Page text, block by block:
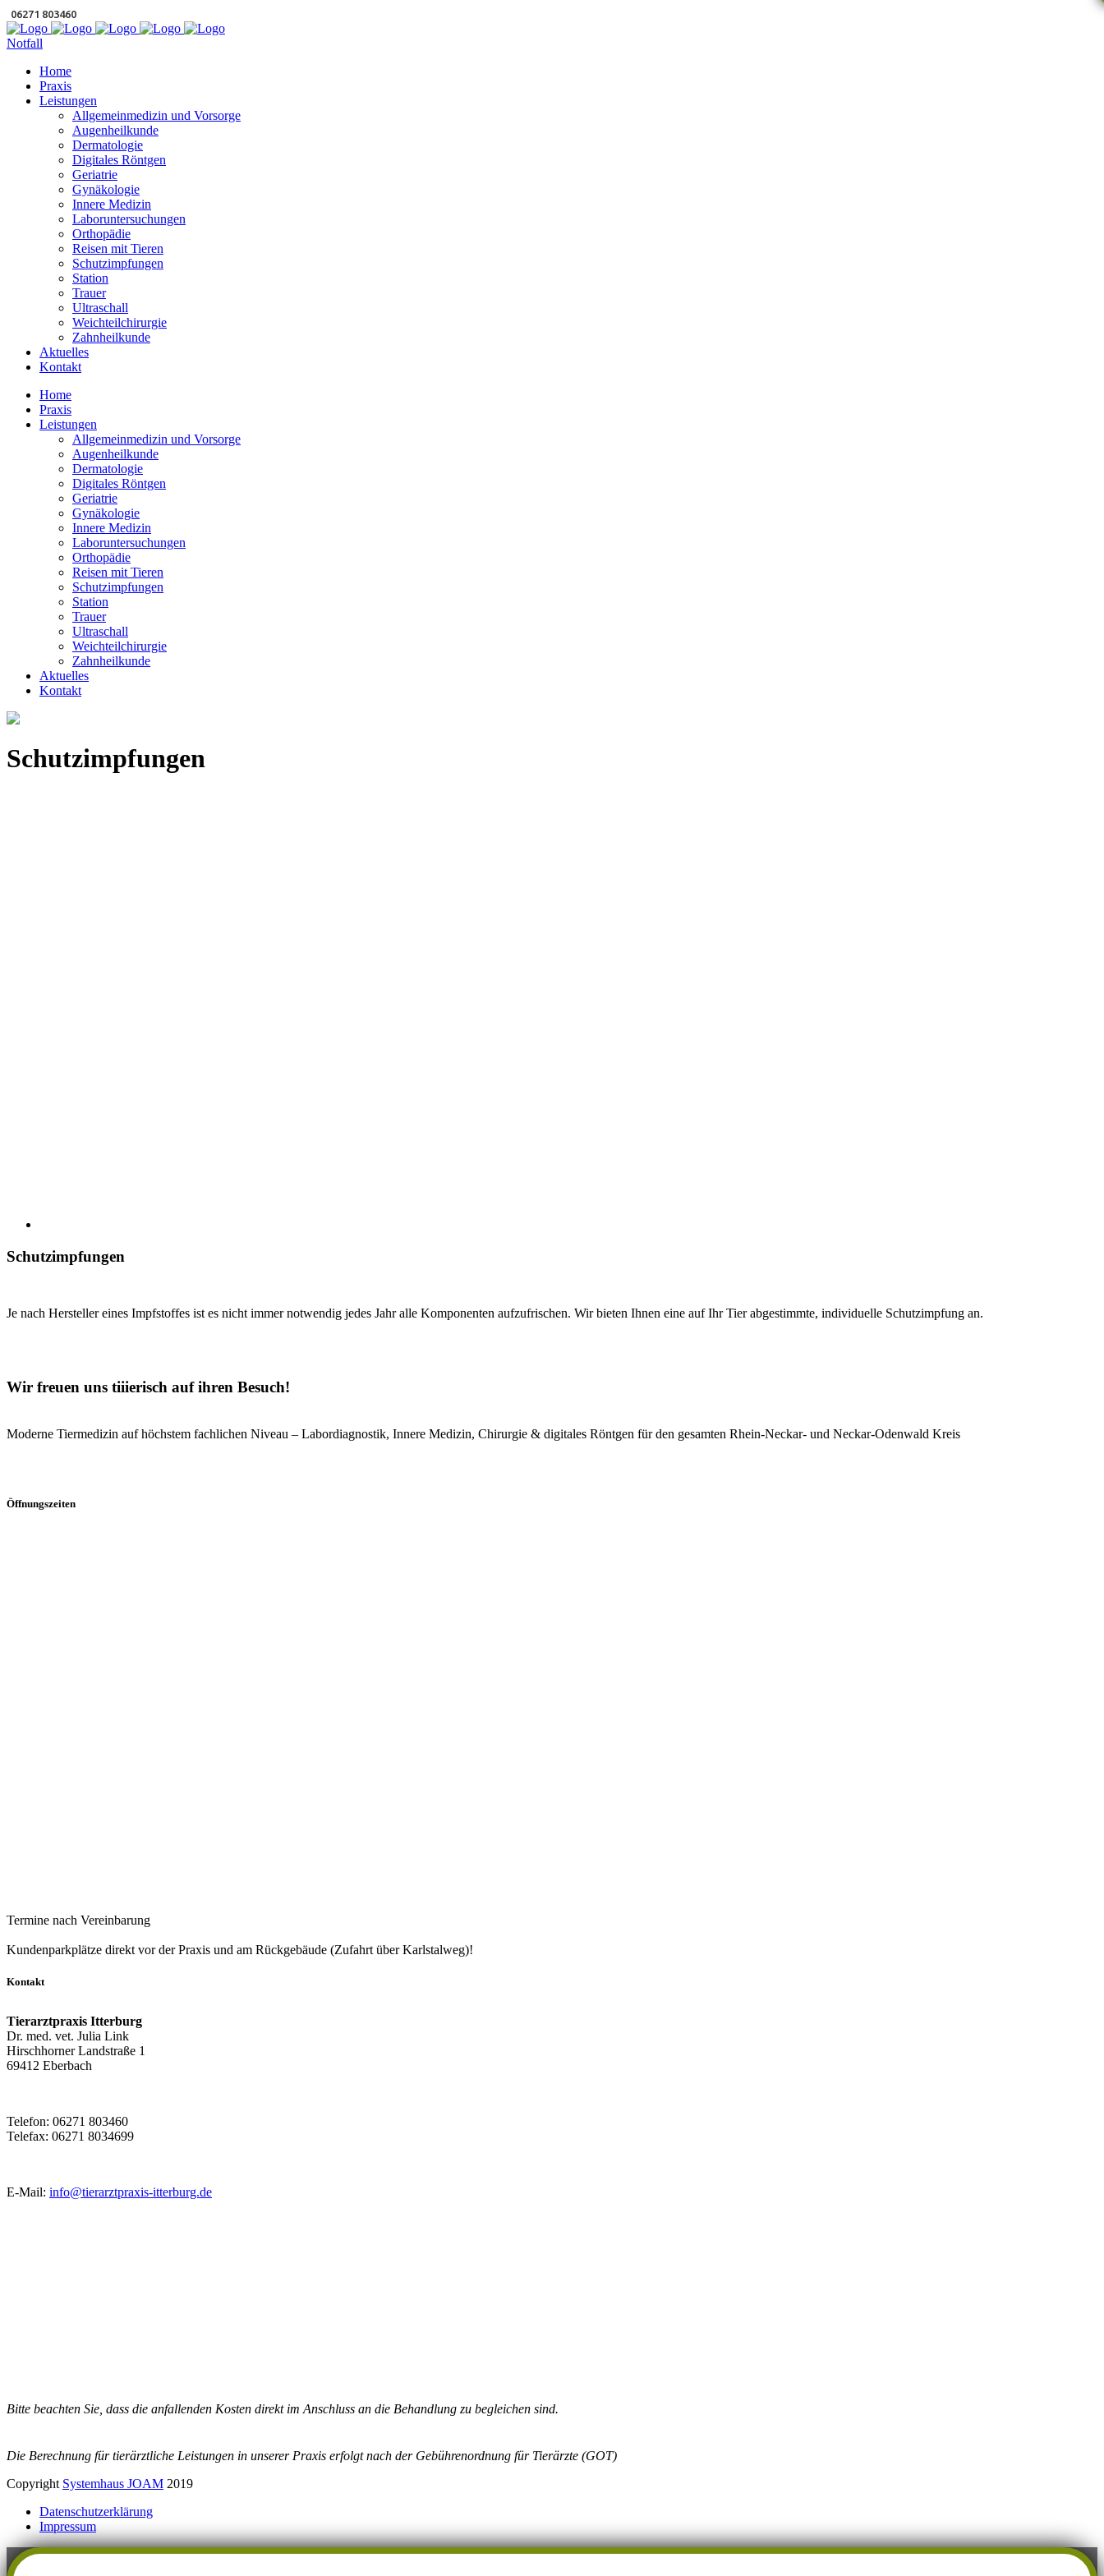
06271 803460
Notfall
Home
Praxis
Leistungen
Allgemeinmedizin und Vorsorge
Augenheilkunde
Dermatologie
Digitales Röntgen
Geriatrie
Gynäkologie
Innere Medizin
Laboruntersuchungen
Orthopädie
Reisen mit Tieren
Schutzimpfungen
Station
Trauer
Ultraschall
Weichteilchirurgie
Zahnheilkunde
Aktuelles
Kontakt
Home
Praxis
Leistungen
Allgemeinmedizin und Vorsorge
Augenheilkunde
Dermatologie
Digitales Röntgen
Geriatrie
Gynäkologie
Innere Medizin
Laboruntersuchungen
Orthopädie
Reisen mit Tieren
Schutzimpfungen
Station
Trauer
Ultraschall
Weichteilchirurgie
Zahnheilkunde
Aktuelles
Kontakt
Schutzimpfungen
Schutzimpfungen
Je nach Hersteller eines Impfstoffes ist es nicht immer notwendig jedes Jahr alle Komponenten aufzufrischen. Wir bieten Ihnen eine auf Ihr Tier abgestimmte, individuelle Schutzimpfung an.
Wir freuen uns tiiierisch auf ihren Besuch!
Moderne Tiermedizin auf höchstem fachlichen Niveau – Labordiagnostik, Innere Medizin, Chirurgie & digitales Röntgen für den gesamten Rhein-Neckar- und Neckar-Odenwald Kreis
Öffnungszeiten
Termine nach Vereinbarung
Kundenparkplätze direkt vor der Praxis und am Rückgebäude (Zufahrt über Karlstalweg)!
Kontakt
Tierarztpraxis Itterburg
Dr. med. vet. Julia Link
Hirschhorner Landstraße 1
69412 Eberbach
Telefon: 06271 803460
Telefax: 06271 8034699
E-Mail: info@tierarztpraxis-itterburg.de
Bitte beachten Sie, dass die anfallenden Kosten direkt im Anschluss an die Behandlung zu begleichen sind.
Die Berechnung für tierärztliche Leistungen in unserer Praxis erfolgt nach der Gebührenordnung für Tierärzte (GOT)
Copyright Systemhaus JOAM 2019
Datenschutzerklärung
Impressum